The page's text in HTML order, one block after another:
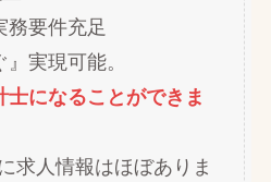
要件充足
実現可能。
士になることができま
求人情報はほぼありま